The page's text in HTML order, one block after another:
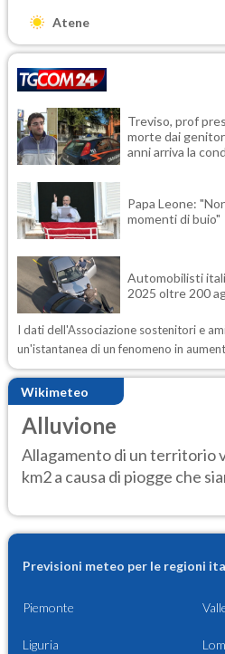
Atene
Treviso, prof
morte dai
anni arriva la
Papa Leone:
momenti di buio"
Automobilisti
2025 oltre 200
I dati dell'Associazione sostenitori e
un'istantanea di un fenomeno in
Wikimeteo
Alluvione
Allagamento di un territorio
km2 a causa di piogge che
Previsioni meteo per le regioni
Piemonte
Liguria